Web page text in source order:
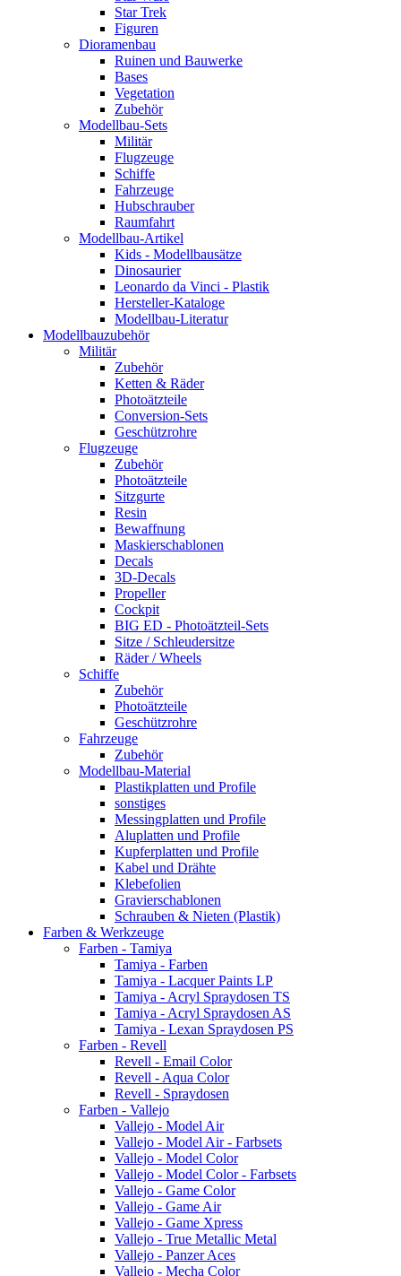
Star Trek
Figuren
Dioramenbau
Ruinen und Bauwerke
Bases
Vegetation
Zubehör
Modellbau-Sets
Militär
Flugzeuge
Schiffe
Fahrzeuge
Hubschrauber
Raumfahrt
Modellbau-Artikel
Kids - Modellbausätze
Dinosaurier
Leonardo da Vinci - Plastik
Hersteller-Kataloge
Modellbau-Literatur
Modellbauzubehör
Militär
Zubehör
Ketten & Räder
Photoätzteile
Conversion-Sets
Geschützrohre
Flugzeuge
Zubehör
Photoätzteile
Sitzgurte
Resin
Bewaffnung
Maskierschablonen
Decals
3D-Decals
Propeller
Cockpit
BIG ED - Photoätzteil-Sets
Sitze / Schleudersitze
Räder / Wheels
Schiffe
Zubehör
Photoätzteile
Geschützrohre
Fahrzeuge
Zubehör
Modellbau-Material
Plastikplatten und Profile
sonstiges
Messingplatten und Profile
Aluplatten und Profile
Kupferplatten und Profile
Kabel und Drähte
Klebefolien
Gravierschablonen
Schrauben & Nieten (Plastik)
Farben & Werkzeuge
Farben - Tamiya
Tamiya - Farben
Tamiya - Lacquer Paints LP
Tamiya - Acryl Spraydosen TS
Tamiya - Acryl Spraydosen AS
Tamiya - Lexan Spraydosen PS
Farben - Revell
Revell - Email Color
Revell - Aqua Color
Revell - Spraydosen
Farben - Vallejo
Vallejo - Model Air
Vallejo - Model Air - Farbsets
Vallejo - Model Color
Vallejo - Model Color - Farbsets
Vallejo - Game Color
Vallejo - Game Air
Vallejo - Game Xpress
Vallejo - True Metallic Metal
Vallejo - Panzer Aces
Vallejo - Mecha Color